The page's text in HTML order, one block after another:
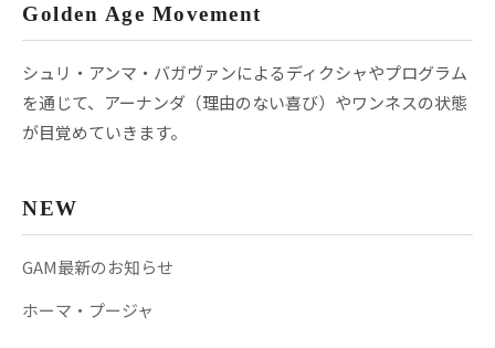
Golden Age Movement
シュリ・アンマ・バガヴァンによるディクシャやプログラム
を通じて、アーナンダ（理由のない喜び）やワンネスの状態
が目覚めていきます。
NEW
GAM最新のお知らせ
ホーマ・プージャ